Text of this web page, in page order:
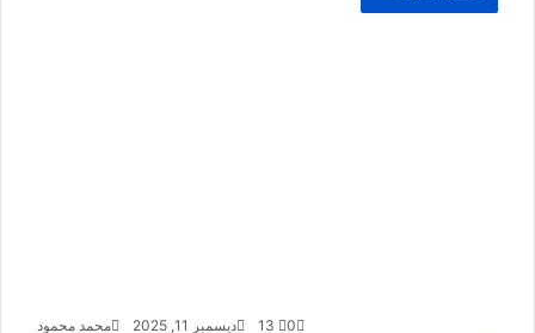
محمد محمود ديسمبر 11, 2025 0